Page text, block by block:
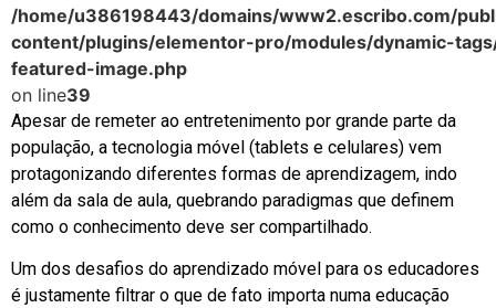
/home/u386198443/domains/www2.escribo.com/
content/plugins/elementor-pro/modules/dynamic-
featured-image.php
on line39
Apesar de remeter ao entretenimento por grande parte da
população, a tecnologia móvel (tablets e celulares) vem
protagonizando diferentes formas de aprendizagem, indo
além da sala de aula, quebrando paradigmas que definem
como o conhecimento deve ser compartilhado.
Um dos desafios do aprendizado móvel para os educadores
é justamente filtrar o que de fato importa numa educação